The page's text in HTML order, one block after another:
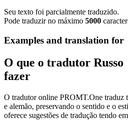
Seu texto foi parcialmente traduzido.
Pode traduzir no máximo 5000
Examples and translation for
O que o tradutor
fazer
O tradutor online PROMT.One traduz
e alemão, preservando o sentido e o
oferece sugestões de tradução tendo